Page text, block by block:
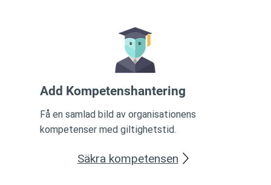
Add Kompetenshantering
Få en samlad bild av organisationens
kompetenser med giltighetstid.
Säkra kompetensen